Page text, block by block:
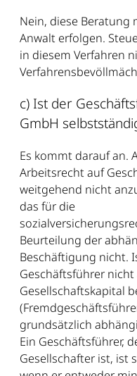
Nein, diese Beratung
Anwalt erfolgen.
in diesem Verfahren
c) Ist der
GmbH
Es kommt darauf an.
Arbeitsrecht auf
weitgehend nicht
das für die
Beurteilung der
Beschäftigung nicht.
Geschäftsführer nicht
Gesellschaftskapital
grundsätzlich
Ein Geschäftsführer,
Gesellschafter ist, ist